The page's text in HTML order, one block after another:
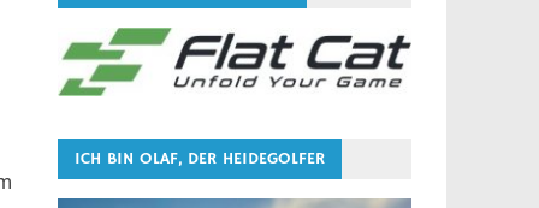
ICH BIN OLAF, DER HEIDEGOLFER